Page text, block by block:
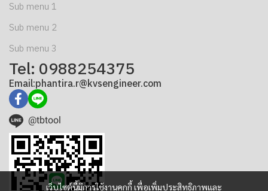
เว็บไซต์นี้มีการใช้งานคุกกี้ เพื่อเพิ่มประสิทธิภาพและ
Sub menu 1
Sub menu 2
Sub menu 3
Tel: 0988254375
Email:phantira.r@kvsengineer.com
@tbtool